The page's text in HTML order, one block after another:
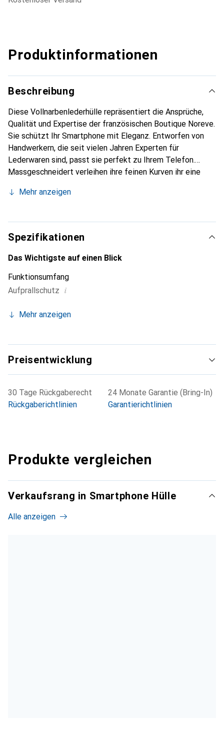
Produktinformationen
Beschreibung
Diese Vollnarbenlederhülle repräsentiert die Ansprüche,
Qualität und Expertise der französischen Boutique Noreve.
Sie schützt Ihr Smartphone mit Eleganz. Entworfen von
Handwerkern, die seit vielen Jahren Experten für
Lederwaren sind, passt sie perfekt zu Ihrem Telefon.
Massgeschneidert verleihen ihre feinen Kurven ihr eine
unverzichtbaren Accessoire für Ihr Smartphone.
die Marke Noreve eine sichere Wahl für eine
anspruchsvolle Klientel.
Mehr anzeigen
Spezifikationen
Das Wichtigste auf einen Blick
Funktionsumfang
Aufprallschutz i
Mehr anzeigen
Preisentwicklung
30 Tage Rückgaberecht
Rückgaberichtlinien
24 Monate Garantie (Bring-In)
Garantierichtlinien
Produkte vergleichen
Verkaufsrang in Smartphone Hülle
Alle anzeigen